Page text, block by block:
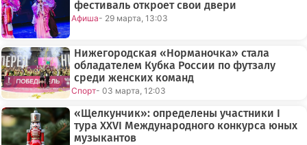
фестиваль откроет свои двери
Афиша- 29 марта, 13:03
Нижегородская «Норманочка» стала
обладателем Кубка России по футзалу
среди женских команд
Спорт- 03 марта, 12:03
«Щелкунчик»: определены участники I
тура XXVI Международного конкурса юных
музыкантов